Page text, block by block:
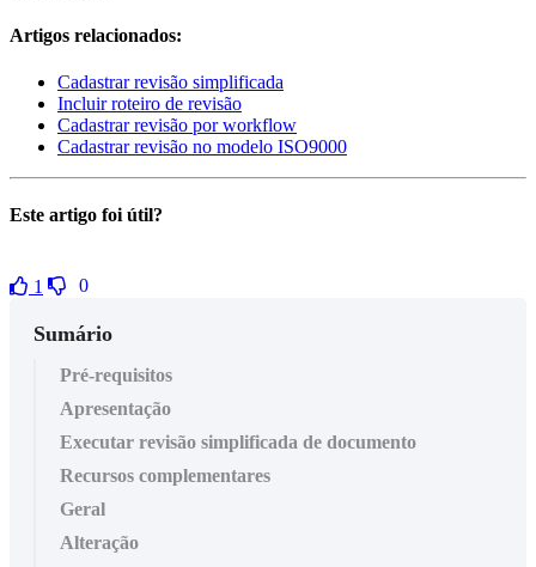
Artigos relacionados:
Cadastrar revisão simplificada
Incluir roteiro de revisão
Cadastrar revisão por workflow
Cadastrar revisão no modelo ISO9000
Este artigo foi útil?
1 0
Sumário
Pré-requisitos
Apresentação
Executar revisão simplificada de documento
Recursos complementares
Geral
Alteração